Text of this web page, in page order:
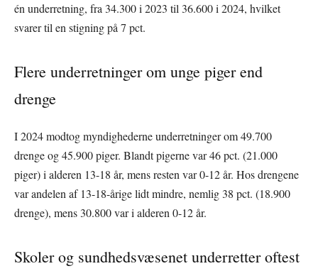
én underretning, fra 34.300 i 2023 til 36.600 i 2024, hvilket
svarer til en stigning på 7 pct.
Flere underretninger om unge piger end
drenge
I 2024 modtog myndighederne underretninger om 49.700
drenge og 45.900 piger. Blandt pigerne var 46 pct. (21.000
piger) i alderen 13-18 år, mens resten var 0-12 år. Hos drengene
var andelen af 13-18-årige lidt mindre, nemlig 38 pct. (18.900
drenge), mens 30.800 var i alderen 0-12 år.
Skoler og sundhedsvæsenet underretter oftest